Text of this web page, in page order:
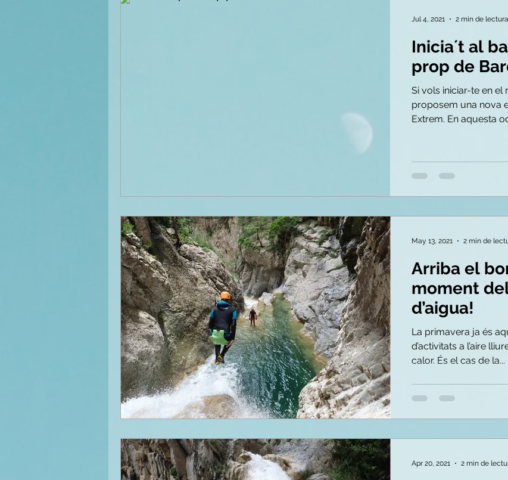
Inicia´t al
prop de
Si vols iniciar-te en
proposem una nova
Extrem. En aquesta
Jul 4, 2021 2 min de lectura
Arriba el
moment
d’aigua!
La primavera ja és
d’activitats a l’aire
calor. És el cas de la...
May 13, 2021 2 min de
Apr 20, 2021 2 min de